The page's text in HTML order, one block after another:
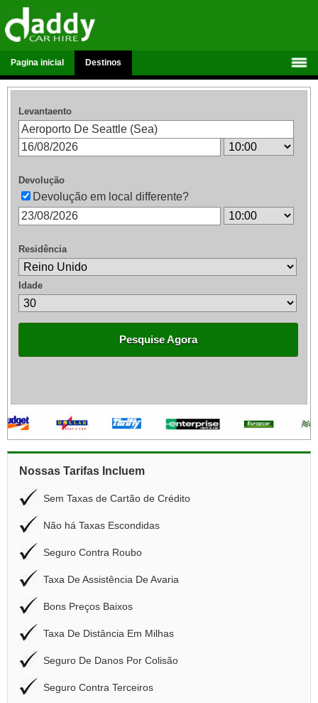
Pagina inicial Destinos
Levantaento
Devolução
Devolução em local differente?
Residência
Idade
Pesquise Agora
Nossas Tarifas Incluem
Sem Taxas de Cartão de Crédito
Não há Taxas Escondidas
Seguro Contra Roubo
Taxa De Assistência De Avaria
Bons Preços Baixos
Taxa De Distância Em Milhas
Seguro De Danos Por Colisão
Seguro Contra Terceiros